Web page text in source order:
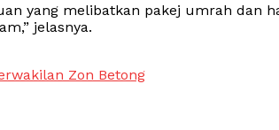
yang melibatkan pakej umrah dan
jelasnya.
Zon Betong